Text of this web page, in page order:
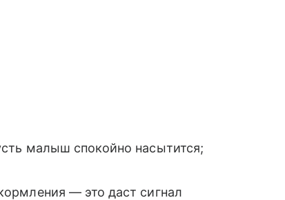
малыш спокойно насытится;
— это даст сигнал